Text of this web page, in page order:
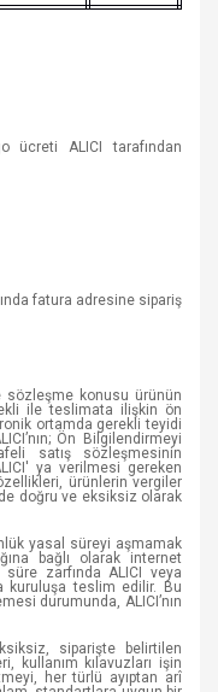
ALICI tarafından
fatura adresine sipariş
sözleşme konusu ürünün
ile teslimata ilişkin ön
ortamda gerekli teyidi
Ön Bilgilendirmeyi
satış sözleşmesinin
ya verilmesi gereken
ürünlerin vergiler
doğru ve eksiksiz olarak
yasal süreyi aşmamak
bağlı olarak internet
zarfında ALICI veya
kuruluşa teslim edilir. Bu
durumunda, ALICI’nın
siparişte belirtilen
kullanım kılavuzları işin
her türlü ayıptan arî